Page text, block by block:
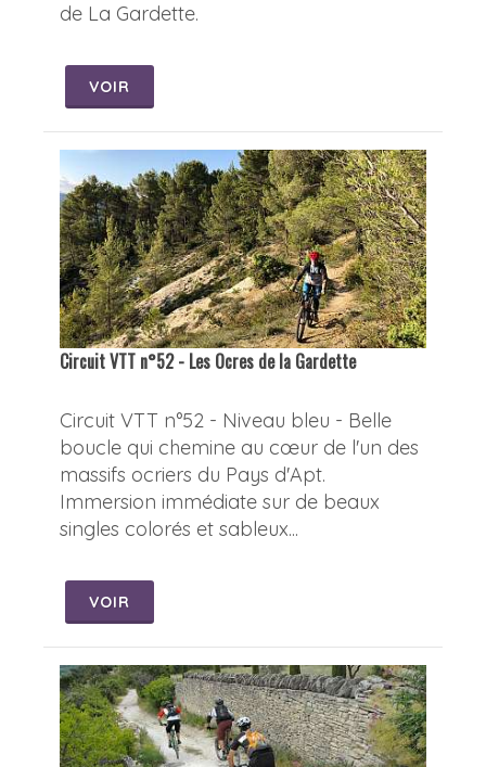
de La Gardette.
VOIR
Circuit VTT n°52 - Les Ocres de la Gardette
Circuit VTT n°52 - Niveau bleu - Belle
boucle qui chemine au cœur de l'un des
massifs ocriers du Pays d'Apt.
Immersion immédiate sur de beaux
singles colorés et sableux...
VOIR